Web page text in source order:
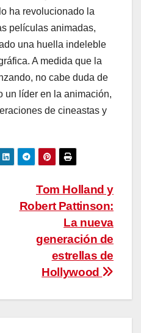
ha revolucionado la
películas animadas,
una huella indeleble
A medida que la
no cabe duda de
un líder en la animación,
de cineastas y
Tom Holland y
Robert Pattinson:
La nueva
generación de
estrellas de
Hollywood